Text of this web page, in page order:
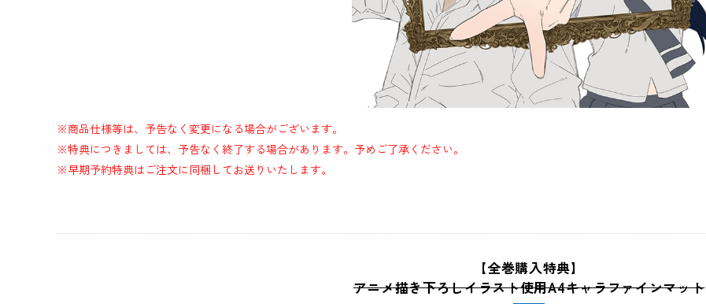
※商品仕様等は、予告なく変更になる場合がございます。
※特典につきましては、予告なく終了する場合があります。予めご了承ください。
※早期予約特典はご注文に同梱してお送りいたします。
【全巻購入特典】
アニメ描き下ろしイラスト使用A4キャラファインマット